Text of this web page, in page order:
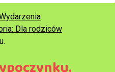
Dla rodziców